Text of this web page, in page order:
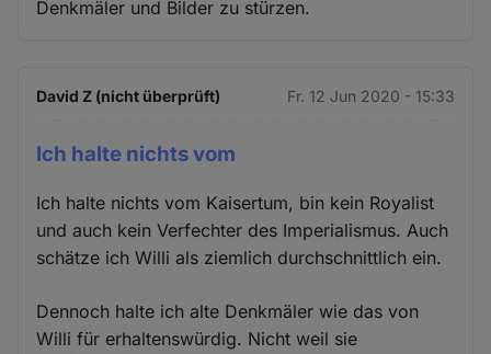
Denkmäler und Bilder zu stürzen.
David Z (nicht überprüft) Fr. 12 Jun 2020 - 15:33
Ich halte nichts vom
Ich halte nichts vom Kaisertum, bin kein Royalist
und auch kein Verfechter des Imperialismus. Auch
schätze ich Willi als ziemlich durchschnittlich ein.
Dennoch halte ich alte Denkmäler wie das von
Willi für erhaltenswürdig. Nicht weil sie